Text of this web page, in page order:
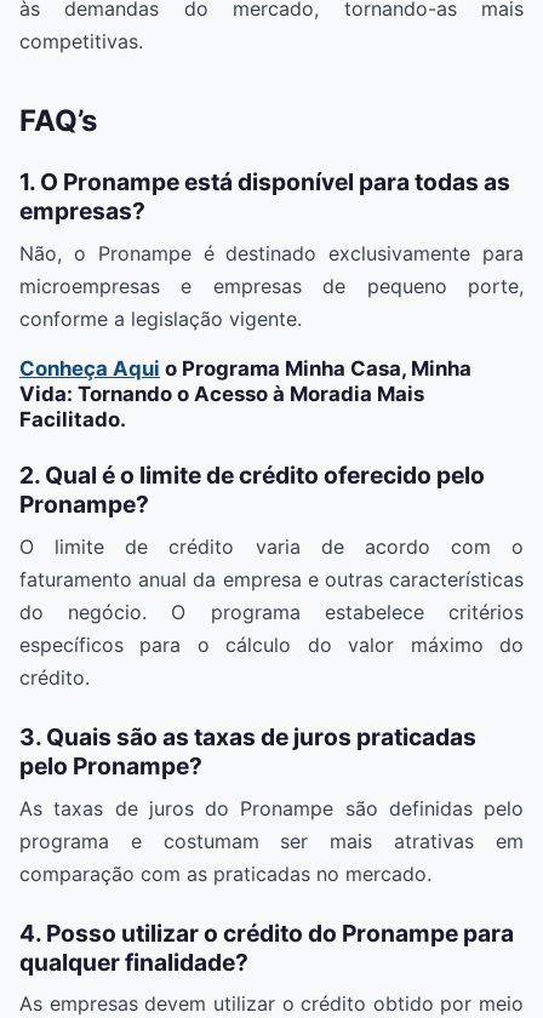
às demandas do mercado, tornando-as mais
competitivas.
FAQ’s
1. O Pronampe está disponível para todas as
empresas?
Não, o Pronampe é destinado exclusivamente para
microempresas e empresas de pequeno porte,
conforme a legislação vigente.
Conheça Aqui o Programa Minha Casa, Minha
Vida: Tornando o Acesso à Moradia Mais
Facilitado.
2. Qual é o limite de crédito oferecido pelo
Pronampe?
O limite de crédito varia de acordo com o
faturamento anual da empresa e outras características
do negócio. O programa estabelece critérios
específicos para o cálculo do valor máximo do
crédito.
3. Quais são as taxas de juros praticadas
pelo Pronampe?
As taxas de juros do Pronampe são definidas pelo
programa e costumam ser mais atrativas em
comparação com as praticadas no mercado.
4. Posso utilizar o crédito do Pronampe para
qualquer finalidade?
As empresas devem utilizar o crédito obtido por meio